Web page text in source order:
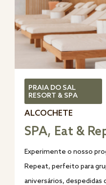
PRAIA DO SAL
RESORT & SPA
ALCOCHETE
SPA, Eat &
Experimente o nosso
Repeat, perfeito para
aniversários, despedidas